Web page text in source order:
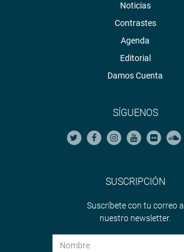
Noticias
Contrastes
Agenda
Editorial
Damos Cuenta
SÍGUENOS
SUSCRIPCIÓN
Suscríbete con tu correo a
nuestro newsletter.